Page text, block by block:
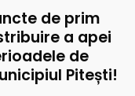
de prim
a apei
de
Pitești!